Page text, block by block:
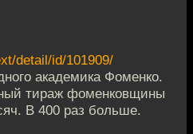
detail/id/101909/
академика Фоменко.
тираж фоменковщины
В 400 раз больше.